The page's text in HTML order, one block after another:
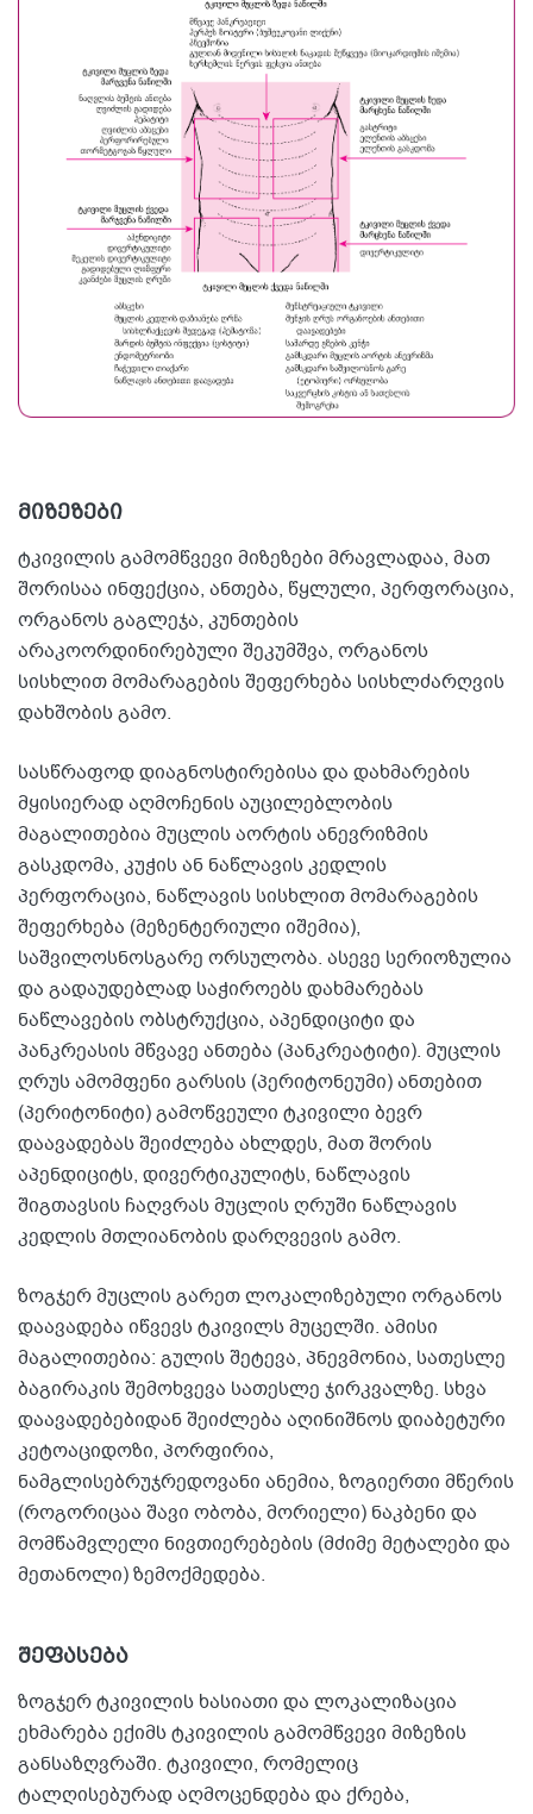
მიზეზები
ტკივილის გამომწვევი მიზეზები მრავლადაა, მათ
შორისაა ინფექცია, ანთება, წყლული, პერფორაცია,
ორგანოს გაგლეჯა, კუნთების
არაკოორდინირებული შეკუმშვა, ორგანოს
სისხლით მომარაგების შეფერხება სისხლძარღვის
დახშობის გამო.
სასწრაფოდ დიაგნოსტირებისა და დახმარების
მყისიერად აღმოჩენის აუცილებლობის
მაგალითებია მუცლის აორტის ანევრიზმის
გასკდომა, კუჭის ან ნაწლავის კედლის
პერფორაცია, ნაწლავის სისხლით მომარაგების
შეფერხება (მეზენტერიული იშემია),
საშვილოსნოსგარე ორსულობა. ასევე სერიოზულია
და გადაუდებლად საჭიროებს დახმარებას
ნაწლავების ობსტრუქცია, აპენდიციტი და
პანკრეასის მწვავე ანთება (პანკრეატიტი). მუცლის
ღრუს ამომფენი გარსის (პერიტონეუმი) ანთებით
(პერიტონიტი) გამოწვეული ტკივილი ბევრ
დაავადებას შეიძლება ახლდეს, მათ შორის
აპენდიციტს, დივერტიკულიტს, ნაწლავის
შიგთავსის ჩაღვრას მუცლის ღრუში ნაწლავის
კედლის მთლიანობის დარღვევის გამო.
ზოგჯერ მუცლის გარეთ ლოკალიზებული ორგანოს
დაავადება იწვევს ტკივილს მუცელში. ამისი
მაგალითებია: გულის შეტევა, პნევმონია, სათესლე
ბაგირაკის შემოხვევა სათესლე ჯირკვალზე. სხვა
დაავადებებიდან შეიძლება აღინიშნოს დიაბეტური
კეტოაციდოზი, პორფირია,
ნამგლისებრუჯრედოვანი ანემია, ზოგიერთი მწერის
(როგორიცაა შავი ობობა, მორიელი) ნაკბენი და
მომწამვლელი ნივთიერებების (მძიმე მეტალები და
მეთანოლი) ზემოქმედება.
შეფასება
ზოგჯერ ტკივილის ხასიათი და ლოკალიზაცია
ეხმარება ექიმს ტკივილის გამომწვევი მიზეზის
განსაზღვრაში. ტკივილი, რომელიც
ტალღისებურად აღმოცენდება და ქრება,